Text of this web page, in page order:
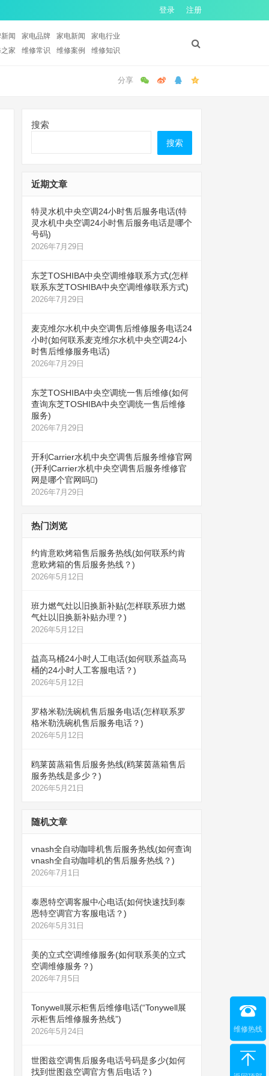
登录 注册
闻 家电品牌 家电新闻
家电行业
家 维修常识 维修案例 维修知识
搜索
搜索
近期文章
特灵水机中央空调24小时售后服务电话(特
灵水机中央空调24小时售后服务电话是哪个
号码)
2026年7月29日
东芝TOSHIBA中央空调维修联系方式(怎样
联系东芝TOSHIBA中央空调维修联系方式)
2026年7月29日
麦克维尔水机中央空调售后维修服务电话24
小时(如何联系麦克维尔水机中央空调24小
时售后维修服务电话)
2026年7月29日
东芝TOSHIBA中央空调统一售后维修(如何
查询东芝TOSHIBA中央空调统一售后维修
服务)
2026年7月29日
开利Carrier水机中央空调售后服务维修官网
(开利Carrier水机中央空调售后服务维修官
网是哪个官网吗)
2026年7月29日
热门浏览
约肯意欧烤箱售后服务热线(如何联系约肯
意欧烤箱的售后服务热线？)
2026年5月12日
班力燃气灶以旧换新补贴(怎样联系班力燃
气灶以旧换新补贴办理？)
2026年5月12日
益高马桶24小时人工电话(如何联系益高马
桶的24小时人工客服电话？)
2026年5月12日
罗格米勒洗碗机售后服务电话(怎样联系罗
格米勒洗碗机售后服务电话？)
2026年5月12日
鸥莱茵蒸箱售后服务热线(鸥莱茵蒸箱售后
服务热线是多少？)
2026年5月21日
随机文章
vnash全自动咖啡机售后服务热线(如何查询
vnash全自动咖啡机的售后服务热线？)
2026年7月1日
泰恩特空调客服中心电话(如何快速找到泰
恩特空调官方客服电话？)
2026年5月31日
美的立式空调维修服务(如何联系美的立式
空调维修服务？)
2026年7月5日
Tonywell展示柜售后维修电话(“Tonywell展
示柜售后维修服务热线”)
2026年5月24日
世图兹空调售后服务电话号码是多少(如何
找到世图兹空调官方售后电话？)
维修热线